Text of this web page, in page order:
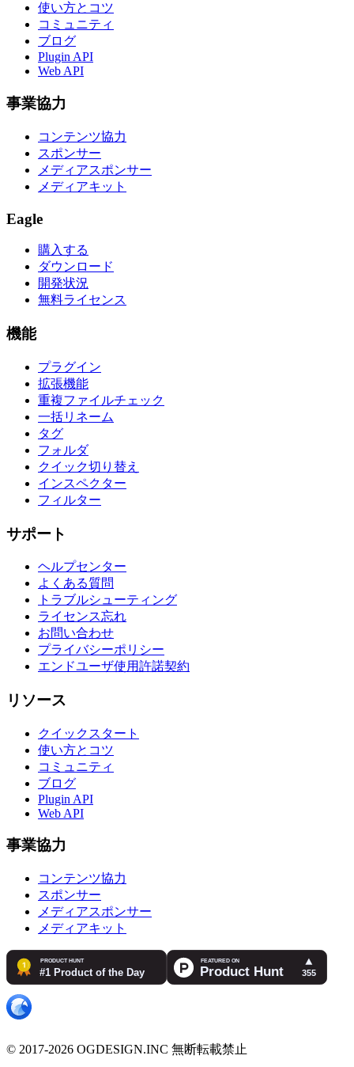
使い方とコツ
コミュニティ
ブログ
Plugin API
Web API
事業協力
コンテンツ協力
スポンサー
メディアスポンサー
メディアキット
Eagle
購入する
ダウンロード
開発状況
無料ライセンス
機能
プラグイン
拡張機能
重複ファイルチェック
一括リネーム
タグ
フォルダ
クイック切り替え
インスペクター
フィルター
サポート
ヘルプセンター
よくある質問
トラブルシューティング
ライセンス忘れ
お問い合わせ
プライバシーポリシー
エンドユーザ使用許諾契約
リソース
クイックスタート
使い方とコツ
コミュニティ
ブログ
Plugin API
Web API
事業協力
コンテンツ協力
スポンサー
メディアスポンサー
メディアキット
© 2017-2026 OGDESIGN.INC 無断転載禁止